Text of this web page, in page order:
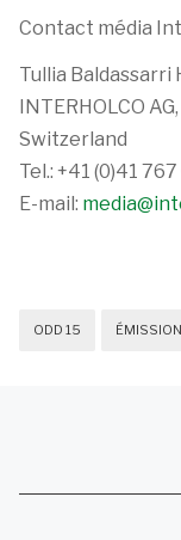
Contact média
Tullia
INTERHOLCO
Switzerland
Tel.: +41 (0)41
E-mail:
ODD 15